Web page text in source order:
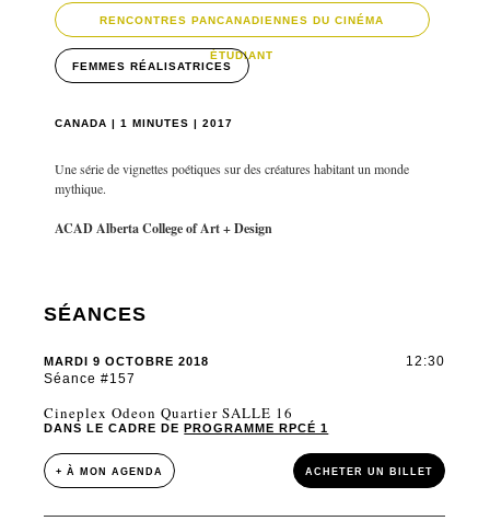
RENCONTRES PANCANADIENNES DU CINÉMA
ÉTUDIANT
FEMMES RÉALISATRICES
CANADA | 1 MINUTES | 2017
Une série de vignettes poétiques sur des créatures habitant un monde
mythique.
ACAD Alberta College of Art + Design
SÉANCES
MARDI 9 OCTOBRE 2018
Séance #157
12:30
Cineplex Odeon Quartier SALLE 16
DANS LE CADRE DEPROGRAMME RPCÉ 1
+ À MON AGENDA ACHETER UN BILLET